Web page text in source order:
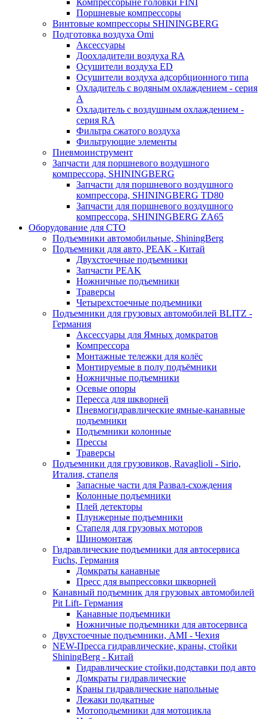
Компрессорыне головки FINI
Поршневые компрессоры
Винтовые компрессоры SHININGBERG
Подготовка воздуха Omi
Аксессуары
Доохладители воздуха RA
Осушители воздуха ED
Осушители воздуха адсорбционного типа
Охладитель с водяным охлаждением - серия
A
Охладитель с воздушным охлаждением -
серия RA
Фильтра сжатого воздуха
Фильтрующие элементы
Пневмоинструмент
Запчасти для поршневого воздушного
компрессора, SHININGBERG
Запчасти для поршневого воздушного
компрессора, SHININGBERG TD80
Запчасти для поршневого воздушного
компрессора, SHININGBERG ZA65
Оборудование для СТО
Подъемники автомобильные, ShiningBerg
Подъемники для авто, PEAK - Китай
Двухстоечные подъемники
Запчасти PEAK
Ножничные подъемники
Траверсы
Четырехстоечные подъемники
Подъемники для грузовых автомобилей BLITZ -
Германия
Аксессуары для Ямных домкратов
Компрессора
Монтажные тележки для колёс
Монтируемые в полу подъёмники
Ножничные подъемники
Осевые опоры
Пересса для шкворней
Пневмогидравлические ямные-канавные
подъемники
Подъемники колонные
Прессы
Траверсы
Подъемники для грузовиков, Ravaglioli - Sirio,
Италия, стапеля
Запасные части для Развал-схождения
Колонные подъемники
Плей детекторы
Плунжерные подъемники
Стапеля для грузовых моторов
Шиномонтаж
Гидравлические подъемники для автосервиса
Fuchs, Германия
Домкраты канавные
Пресс для выпрессовки шкворней
Канавный подъемник для грузовых автомобилей
Pit Lift- Германия
Канавные подъемники
Ножничные подъемники для автосервиса
Двухстоечные подъемники, АМІ - Чехия
NEW-Пресса гидравлические, краны, стойки
ShiningBerg - Китай
Гидравлические стойки,подставки под авто
Домкраты гидравлические
Краны гидравлические напольные
Лежаки подкатные
Мотоподьемники для мотоцикла